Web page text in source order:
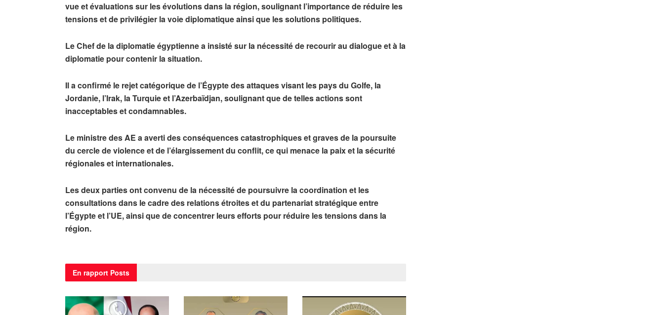
vue et évaluations sur les évolutions dans la région, soulignant l’importance de réduire les
tensions et de privilégier la voie diplomatique ainsi que les solutions politiques.
Le Chef de la diplomatie égyptienne a insisté sur la nécessité de recourir au dialogue et à la
diplomatie pour contenir la situation.
Il a confirmé le rejet catégorique de l’Égypte des attaques visant les pays du Golfe, la
Jordanie, l’Irak, la Turquie et l’Azerbaïdjan, soulignant que de telles actions sont
inacceptables et condamnables.
Le ministre des AE a averti des conséquences catastrophiques et graves de la poursuite
du cercle de violence et de l’élargissement du conflit, ce qui menace la paix et la sécurité
régionales et internationales.
Les deux parties ont convenu de la nécessité de poursuivre la coordination et les
consultations dans le cadre des relations étroites et du partenariat stratégique entre
l’Égypte et l’UE, ainsi que de concentrer leurs efforts pour réduire les tensions dans la
région.
En rapport Posts